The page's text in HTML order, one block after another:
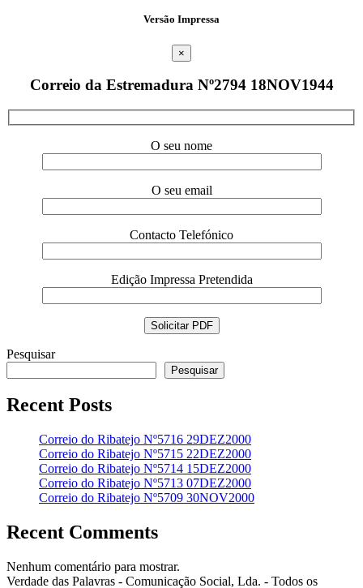
Versão Impressa
×
Correio da Estremadura Nº2794 18NOV1944
O seu nome
O seu email
Contacto Telefónico
Edição Impressa Pretendida
Pesquisar
Pesquisar
Recent Posts
Correio do Ribatejo Nº5716 29DEZ2000
Correio do Ribatejo Nº5715 22DEZ2000
Correio do Ribatejo Nº5714 15DEZ2000
Correio do Ribatejo Nº5713 07DEZ2000
Correio do Ribatejo Nº5709 30NOV2000
Recent Comments
Nenhum comentário para mostrar.
Verdade das Palavras - Comunicação Social, Lda. - Todos os